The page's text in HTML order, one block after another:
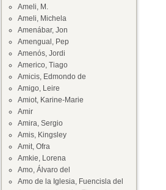
Ameli, M.
Ameli, Michela
Amenábar, Jon
Amengual, Pep
Amenós, Jordi
Americo, Tiago
Amicis, Edmondo de
Amigo, Leire
Amiot, Karine-Marie
Amir
Amira, Sergio
Amis, Kingsley
Amit, Ofra
Amkie, Lorena
Amo, Álvaro del
Amo de la Iglesia, Fuencisla del